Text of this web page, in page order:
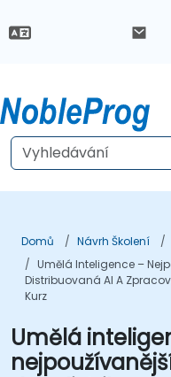
Domů Návrh Školení
Umělá Inteligence –
Distribuovaná AI A
Kurz
Umělá